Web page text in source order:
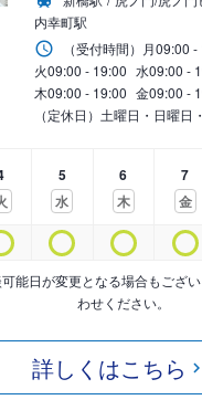
内幸町駅
（受付時間） 月09:00 -
火09:00 - 19:00 水09:00 -
木09:00 - 19:00 金09:00 -
（定休日）土曜日・日曜日
5
水
6
木
7
金
能日が変更となる場合もござ
わせください。
詳しくはこちら